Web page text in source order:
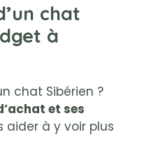
chat
à
chat Sibérien ?
et ses
aider à y voir plus